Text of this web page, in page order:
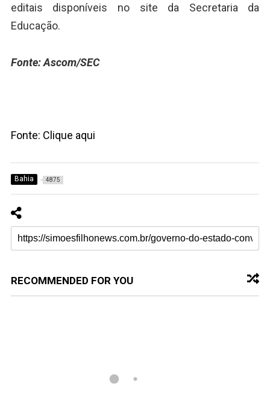
editais disponíveis no site da Secretaria da
Educação.
Fonte: Ascom/SEC
Fonte: Clique aqui
Bahia 4875
RECOMMENDED FOR YOU